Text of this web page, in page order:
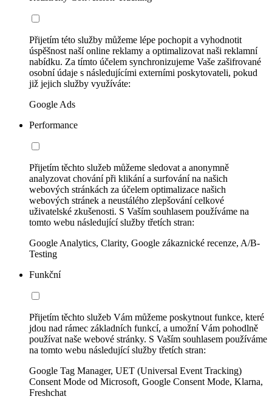
Přijetím této služby můžeme lépe pochopit a vyhodnotit
úspěšnost naší online reklamy a optimalizovat naši reklamní
nabídku. Za tímto účelem synchronizujeme Vaše zašifrované
osobní údaje s následujícími externími poskytovateli, pokud
již jejich služby využíváte:
Google Ads
Performance
Přijetím těchto služeb můžeme sledovat a anonymně
analyzovat chování při klikání a surfování na našich
webových stránkách za účelem optimalizace našich
webových stránek a neustálého zlepšování celkové
uživatelské zkušenosti. S Vaším souhlasem používáme na
tomto webu následující služby třetích stran:
Google Analytics, Clarity, Google zákaznické recenze, A/B-
Testing
Funkční
Přijetím těchto služeb Vám můžeme poskytnout funkce, které
jdou nad rámec základních funkcí, a umožní Vám pohodlně
používat naše webové stránky. S Vaším souhlasem používáme
na tomto webu následující služby třetích stran:
Google Tag Manager, UET (Universal Event Tracking)
Consent Mode od Microsoft, Google Consent Mode, Klarna,
Freshchat